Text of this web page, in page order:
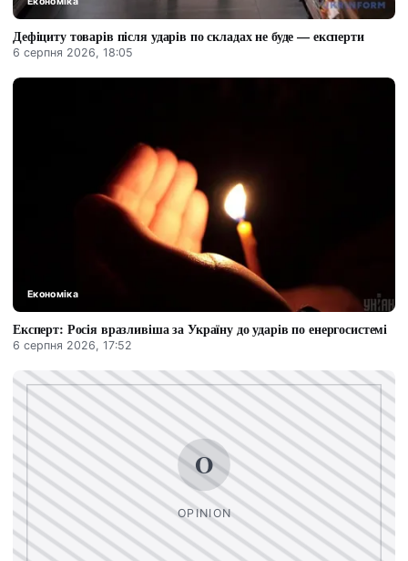
Дефіциту товарів після ударів по складах не буде — експерти
6 серпня 2026, 18:05
Економіка
Експерт: Росія вразливіша за Україну до ударів по енергосистемі
6 серпня 2026, 17:52